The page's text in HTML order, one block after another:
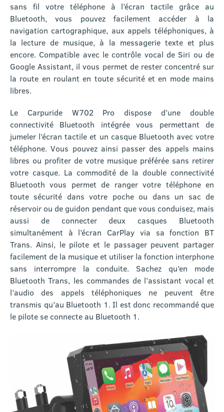
sans fil votre téléphone à l’écran tactile grâce au
Bluetooth, vous pouvez facilement accéder à la
navigation cartographique, aux appels téléphoniques, à
la lecture de musique, à la messagerie texte et plus
encore. Compatible avec le contrôle vocal de Siri ou de
Google Assistant, il vous permet de rester concentré sur
la route en roulant en toute sécurité et en mode mains
libres.
Le Carpuride W702 Pro dispose d’une double
connectivité Bluetooth intégrée vous permettant de
jumeler l’écran tactile et un casque Bluetooth avec votre
téléphone. Vous pouvez ainsi passer des appels mains
libres ou profiter de votre musique préférée sans retirer
votre casque. La commodité de la double connectivité
Bluetooth vous permet de ranger votre téléphone en
toute sécurité dans votre poche ou dans un sac de
réservoir ou de guidon pendant que vous conduisez, mais
aussi de connecter deux casques Bluetooth
simultanément à l’écran CarPlay via sa fonction BT
Trans. Ainsi, le pilote et le passager peuvent partager
facilement de la musique et utiliser la fonction interphone
sans interrompre la conduite. Sachez qu’en mode
Bluetooth Trans, les commandes de l’assistant vocal et
l’audio des appels téléphoniques ne peuvent être
transmis qu’au Bluetooth 1. Il est donc recommandé que
le pilote se connecte au Bluetooth 1.